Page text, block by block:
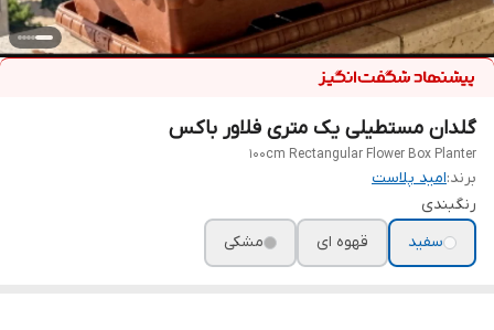
گلدان مستطیلی یک متری فلاور باکس
100cm Rectangular Flower Box Planter
برند:امید پلاست
رنگبندی
سفید
قهوه ای مشکی